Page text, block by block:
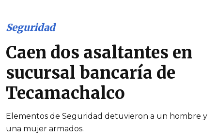
Seguridad
Caen dos asaltantes en
sucursal bancaría de
Tecamachalco
Elementos de Seguridad detuvieron a un hombre y
una mujer armados.